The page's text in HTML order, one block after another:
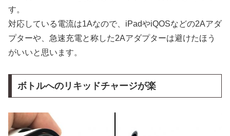
す。
対応している電流は1Aなので、iPadやiQOSなどの2Aアダ
プターや、急速充電と称した2Aアダプターは避けたほう
がいいと思います。
ボトルへのリキッドチャージが楽